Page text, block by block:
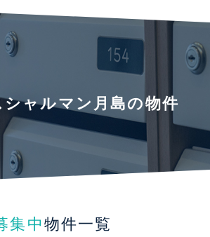
ャルマン月島の物件
集中 物件一覧